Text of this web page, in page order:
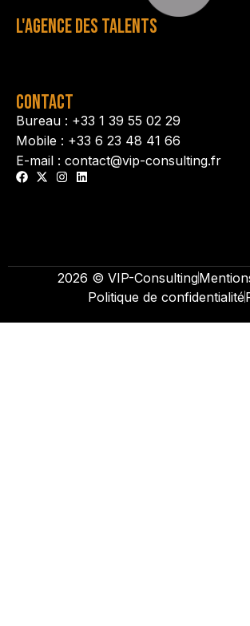
L'AGENCE DES TALENTS
CONTACT
Bureau : +33 1 39 55 02 29
Mobile : +33 6 23 48 41 66
E-mail : contact@vip-consulting.fr
2026 © VIP-Consulting
Politique de confidentialité